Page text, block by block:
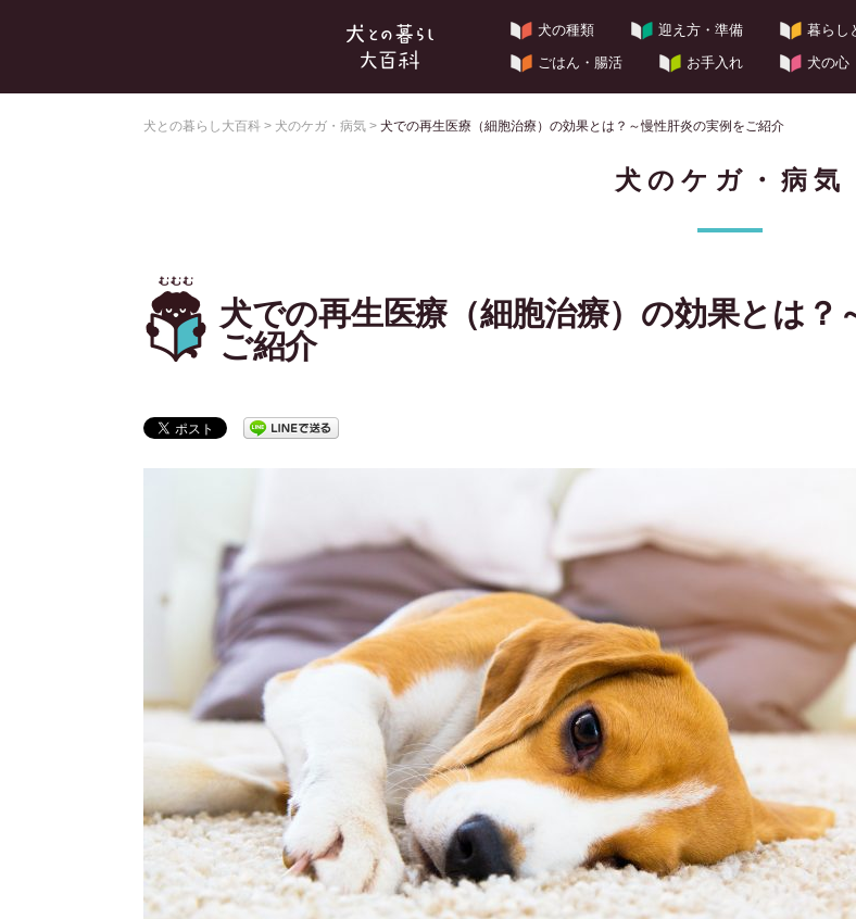
犬の種類 迎え方・準備 暮らし
ごはん・腸活
お手入れ 犬の心
犬との暮らし大百科 > 犬のケガ・病気 > 犬での再生医療（細胞治療）の効果とは？～慢性肝炎の実例をご紹介
犬のケガ・病気
犬での再生医療（細胞治療）の効果とは？
ご紹介